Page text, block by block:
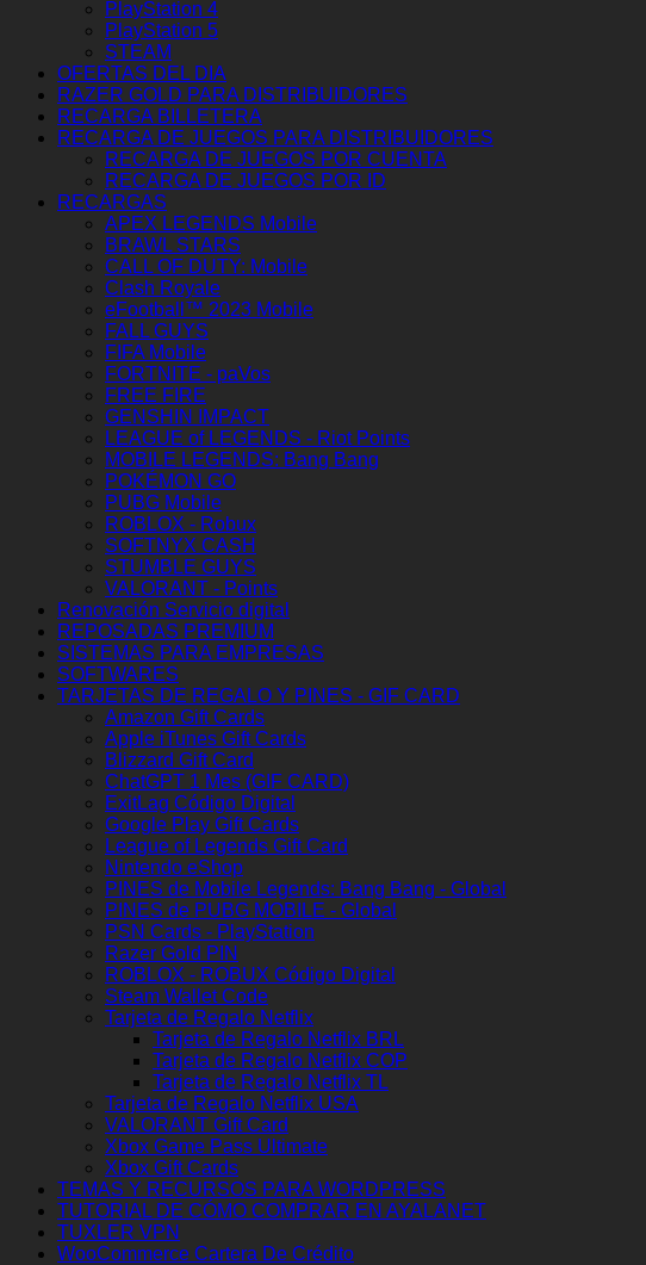
PlayStation 4
PlayStation 5
STEAM
OFERTAS DEL DIA
RAZER GOLD PARA DISTRIBUIDORES
RECARGA BILLETERA
RECARGA DE JUEGOS PARA DISTRIBUIDORES
RECARGA DE JUEGOS POR CUENTA
RECARGA DE JUEGOS POR ID
RECARGAS
APEX LEGENDS Mobile
BRAWL STARS
CALL OF DUTY: Mobile
Clash Royale
eFootball™ 2023 Mobile
FALL GUYS
FIFA Mobile
FORTNITE - paVos
FREE FIRE
GENSHIN IMPACT
LEAGUE of LEGENDS - Riot Points
MOBILE LEGENDS: Bang Bang
POKÉMON GO
PUBG Mobile
ROBLOX - Robux
SOFTNYX CASH
STUMBLE GUYS
VALORANT - Points
Renovación Servicio digital
REPOSADAS PREMIUM
SISTEMAS PARA EMPRESAS
SOFTWARES
TARJETAS DE REGALO Y PINES - GIF CARD
Amazon Gift Cards
Apple iTunes Gift Cards
Blizzard Gift Card
ChatGPT 1 Mes (GIF CARD)
ExitLag Código Digital
Google Play Gift Cards
League of Legends Gift Card
Nintendo eShop
PINES de Mobile Legends: Bang Bang - Global
PINES de PUBG MOBILE - Global
PSN Cards - PlayStation
Razer Gold PIN
ROBLOX - ROBUX Código Digital
Steam Wallet Code
Tarjeta de Regalo Netflix
Tarjeta de Regalo Netflix BRL
Tarjeta de Regalo Netflix COP
Tarjeta de Regalo Netflix TL
Tarjeta de Regalo Netflix USA
VALORANT Gift Card
Xbox Game Pass Ultimate
Xbox Gift Cards
TEMAS Y RECURSOS PARA WORDPRESS
TUTORIAL DE CÓMO COMPRAR EN AYALANET
TUXLER VPN
WooCommerce Cartera De Crédito